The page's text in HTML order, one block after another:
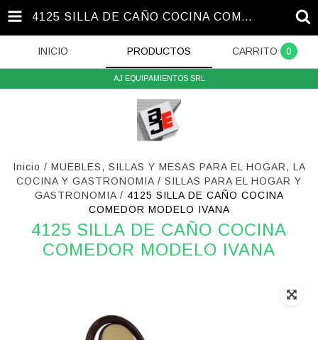
4125 SILLA DE CAÑO COCINA COMEDOR MODELO IVANA
INICIO PRODUCTOS CARRITO 0
AJ EQUIPAMIENTOS SRL
Inicio / MUEBLES, SILLAS Y MESAS PARA EL HOGAR, LA
COCINA Y GASTRONOMIA / SILLAS PARA EL HOGAR Y
GASTRONOMIA / 4125 SILLA DE CAÑO COCINA
COMEDOR MODELO IVANA
4125 SILLA DE CAÑO COCINA
COMEDOR MODELO IVANA